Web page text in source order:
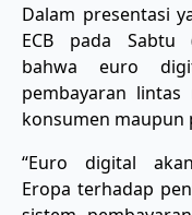
Dalam presentasi
ECB pada Sabtu
bahwa euro
pembayaran
konsumen maupun
“Euro digital
Eropa terhadap